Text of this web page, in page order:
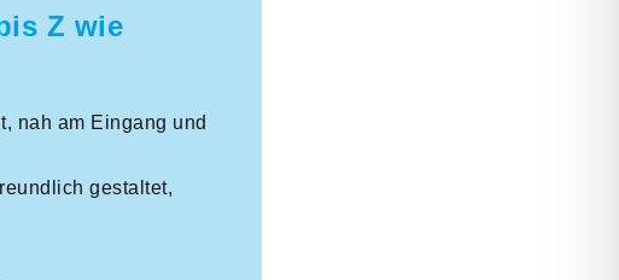
Z wie
nah am Eingang und
gestaltet,